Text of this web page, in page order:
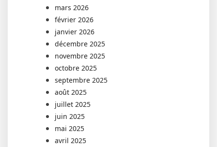
mars 2026
février 2026
janvier 2026
décembre 2025
novembre 2025
octobre 2025
septembre 2025
août 2025
juillet 2025
juin 2025
mai 2025
avril 2025